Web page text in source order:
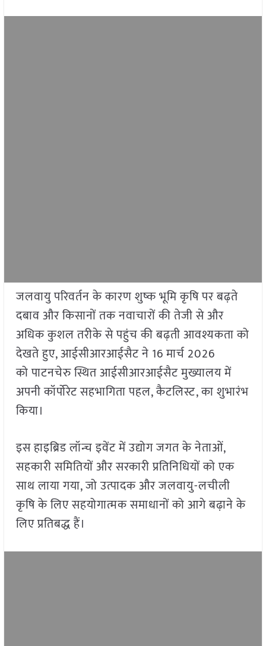
जलवायु परिवर्तन के कारण शुष्क भूमि कृषि पर बढ़ते
दबाव और किसानों तक नवाचारों की तेजी से और
अधिक कुशल तरीके से पहुंच की बढ़ती आवश्यकता को
देखते हुए, आईसीआरआईसैट ने 16 मार्च 2026
को पाटनचेरु स्थित आईसीआरआईसैट मुख्यालय में
अपनी कॉर्पोरेट सहभागिता पहल, कैटलिस्ट, का शुभारंभ
किया।
इस हाइब्रिड लॉन्च इवेंट में उद्योग जगत के नेताओं,
सहकारी समितियों और सरकारी प्रतिनिधियों को एक
साथ लाया गया, जो उत्पादक और जलवायु-लचीली
कृषि के लिए सहयोगात्मक समाधानों को आगे बढ़ाने के
लिए प्रतिबद्ध हैं।